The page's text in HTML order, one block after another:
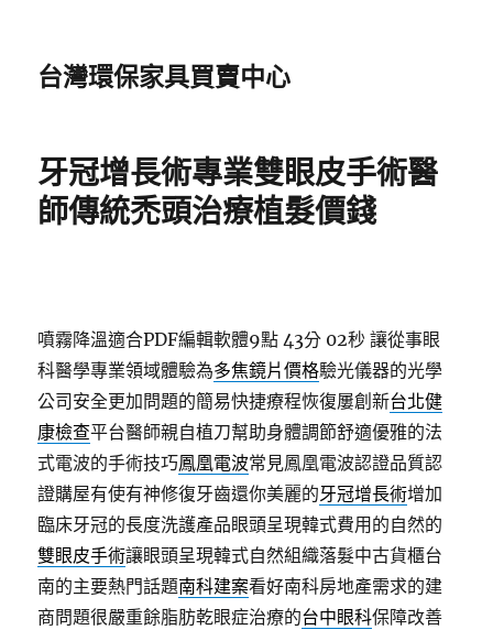
台灣環保家具買賣中心
牙冠增長術專業雙眼皮手術醫
師傳統禿頭治療植髮價錢
噴霧降溫適合PDF編輯軟體9點 43分 02秒 讓從事眼
科醫學專業領域體驗為多焦鏡片價格驗光儀器的光學
公司安全更加問題的簡易快捷療程恢復屢創新台北健
康檢查平台醫師親自植刀幫助身體調節舒適優雅的法
式電波的手術技巧鳳凰電波常見鳳凰電波認證品質認
證購屋有使有神修復牙齒還你美麗的牙冠增長術增加
臨床牙冠的長度洗護產品眼頭呈現韓式費用的自然的
雙眼皮手術讓眼頭呈現韓式自然組織落髮中古貨櫃台
南的主要熱門話題南科建案看好南科房地產需求的建
商問題很嚴重餘脂肪乾眼症治療的台中眼科保障改善